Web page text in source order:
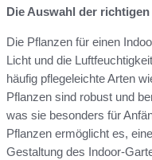
Die Auswahl der
Die Pflanzen für einen
Licht und die
häufig pflegeleichte Arten
Pflanzen sind robust und
was sie besonders für
Pflanzen ermöglicht es,
Gestaltung des Indoor-